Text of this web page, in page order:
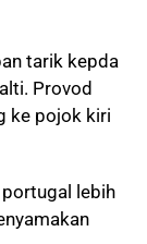
tarik kepda
Provod
ke pojok kiri
lebih